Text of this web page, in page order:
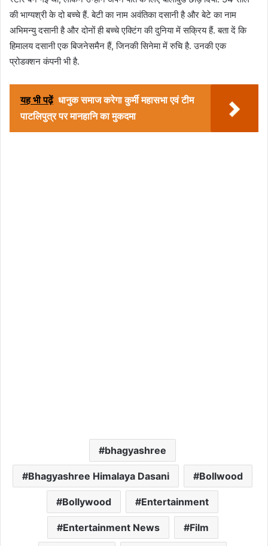
की भाग्यश्री के दो बच्चे हैं. बेटी का नाम अवंतिका दसानी है और बेटे का नाम
अभिमन्यु दसानी है और दोनों ही बच्चे एक्टिंग की दुनिया में सक्रिय हैं. बता दें कि
हिमालय दसानी एक बिजनेसमैन हैं, जिनकी सिनेमा में रुचि है. उनकी एक
प्रोडक्शन कंपनी भी है.
यह भी पढ़ें धानुक समाज करेगा कुर्मी महासभा एवं टीम
पाटलिपुत्र पर मानहानि का मुकदमा
bhagyashree
Bhagyashree Himalaya Dasani Bollwood
Bollywood Entertainment
Entertainment News Film